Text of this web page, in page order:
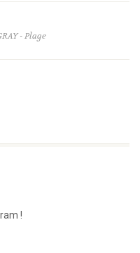
- Plage
!